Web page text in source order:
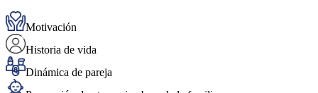
Motivación
Historia de vida
Dinámica de pareja